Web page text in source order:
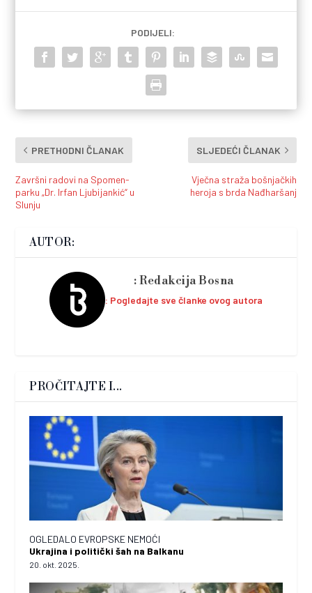
PODIJELI:
PRETHODNI ČLANAK
Završni radovi na Spomen-
parku „Dr. Irfan Ljubijankić“ u
Slunju
SLJEDEĆI ČLANAK
Vječna straža bošnjačkih
heroja s brda Nađharšanj
AUTOR:
Redakcija Bosna
Pogledajte sve članke ovog autora
PROČITAJTE I...
OGLEDALO EVROPSKE NEMOĆI
Ukrajina i politički šah na Balkanu
20. okt. 2025.